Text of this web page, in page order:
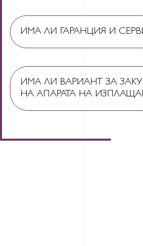
ИМА ЛИ ГАРАНЦИЯ И
ИМА ЛИ ВАРИАНТ ЗА
НА АПАРАТА НА